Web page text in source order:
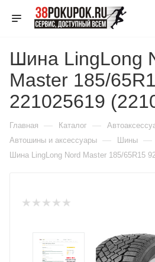
Шина LingLong
Master 185/
221025619
Главная — Каталог —
Автошины и аксессуары — Шины —
Шина LingLong Nord Master 185/65R15